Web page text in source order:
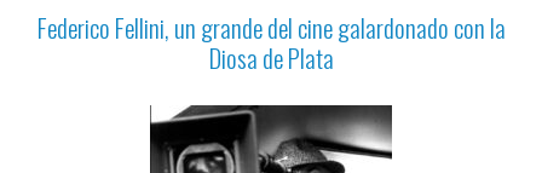
Federico Fellini, un grande del cine galardonado con la
Diosa de Plata